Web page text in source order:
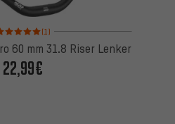
5 von 5 basierend auf 1
(1)
60 mm 31.8 Riser Lenker
22,99€